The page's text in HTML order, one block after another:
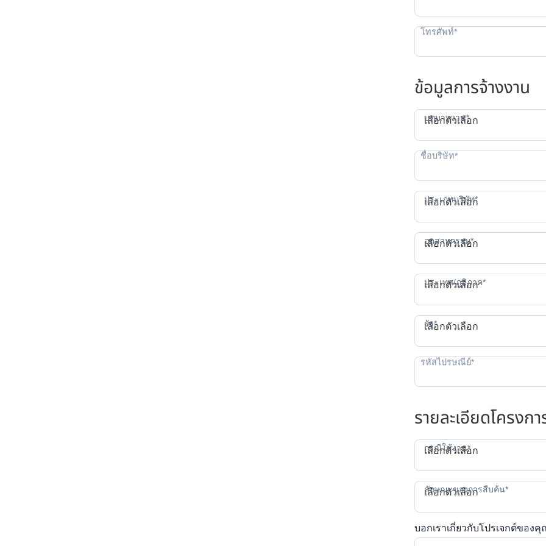
ข้อมูลการจ้างงาน
บทบาทงาน*
เลือกตัวเลือก
ประเภทบริษัท*
เลือกตัวเลือก
อุตสาหกรรม*
เลือกตัวเลือก
ประเทศ/ภูมิภาค*
เลือกตัวเลือก
รัฐ*
เลือกตัวเลือก
รายละเอียดโครงกา
กรณีใช้งาน*
เลือกตัวเลือก
ลักษณะของการสืบค้น*
เลือกตัวเลือก
บอกเราเกี่ยวกับโปรเจกต์ของ